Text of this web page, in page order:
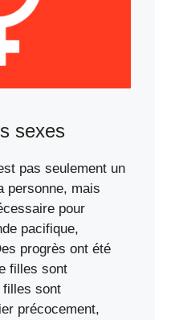
sexes
pas seulement un
personne, mais
pour
pacifique,
progrès ont été
filles sont
sont
précocement,